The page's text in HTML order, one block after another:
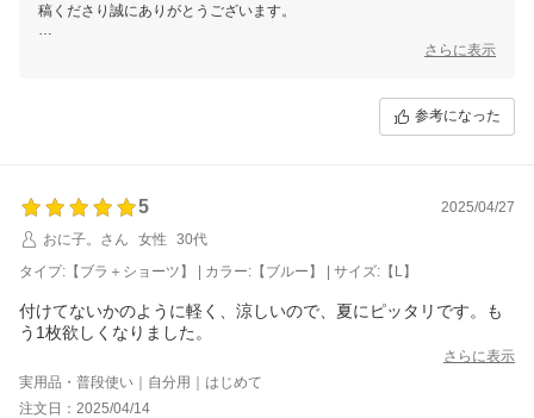
稿くださり誠にありがとうございます。
お寄せいただいたご感想は、スタッフ一同ありがたく拝見いたしまし
これからも「選んでよかった」と感じていただけるお店を目指し、日々
精進してまいります。
またのご来店を心よりお待ちしております。
さらに表示
参考になった
5
2025/04/27
おに子。さん
女性
30代
タイプ:【ブラ＋ショーツ】 | カラー:【ブルー】 | サイズ:【L】
付けてないかのように軽く、涼しいので、夏にピッタリです。も
う1枚欲しくなりました。
さらに表示
実用品・普段使い｜自分用｜はじめて
注文日：2025/04/14